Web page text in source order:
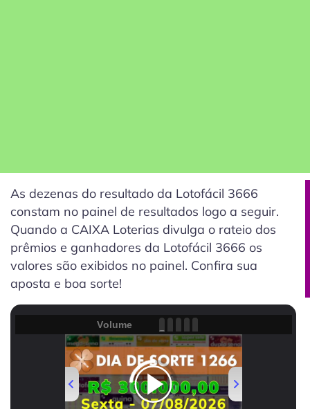
As dezenas do resultado da Lotofácil 3666
constam no painel de resultados logo a seguir.
Quando a CAIXA Loterias divulga o rateio dos
prêmios e ganhadores da Lotofácil 3666 os
valores são exibidos no painel. Confira sua
aposta e boa sorte!
Volume